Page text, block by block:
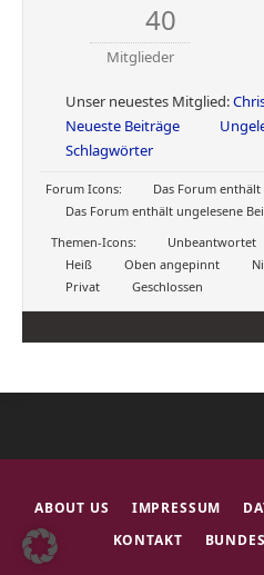
40
Mitglieder
Unser neuestes Mitglied:
Neueste Beiträge
Schlagwörter
Forum Icons:
Das Forum
Das Forum enthält ungelesene
Themen-Icons:
Unbeantwortet
Heiß
Oben angepinnt
Privat
Geschlossen
ABOUT US IMPRESSUM
KONTAKT